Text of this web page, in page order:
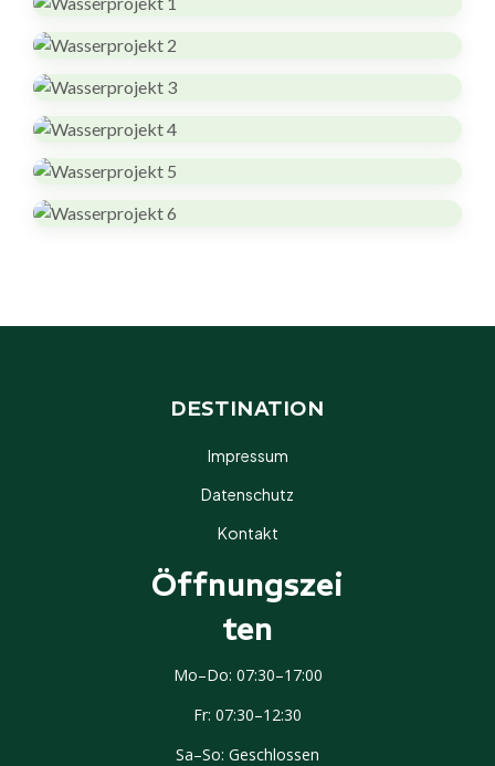
DESTINATION
Impressum
Datenschutz
Kontakt
Öffnungszei
Ten
Mo–Do: 07:30–17:00
Fr: 07:30–12:30
Sa–So: Geschlossen